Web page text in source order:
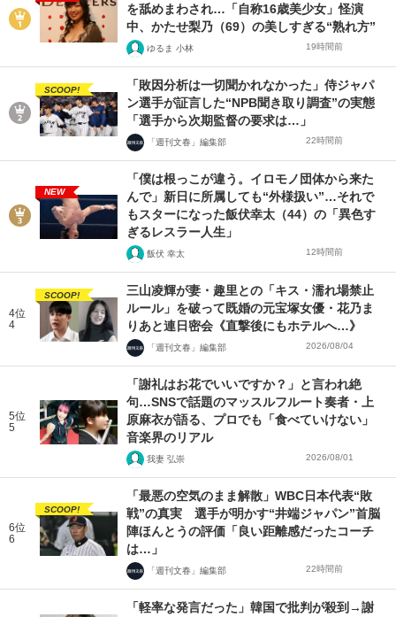
を舐めまわされ…「自称16歳美少女」怪演
中、かたせ梨乃（69）の美しすぎる“熟れ方”
ゆるま 小林 19時間前
SCOOP!
「敗因分析は一切聞かれなかった」侍ジャパ
ン選手が証言した“NPB聞き取り調査”の実態
「選手から次期監督の要求は…」
「週刊文春」編集部 22時間前
NEW
「僕は根っこが違う。イロモノ団体から来た
んで」新日に所属しても“外様扱い”…それで
もスターになった飯伏幸太（44）の「異色す
ぎるレスラー人生」
飯伏 幸太 12時間前
4位
4
SCOOP!
三山凌輝が妻・趣里との「キス・濡れ場禁止
ルール」を破って既婚の元宝塚女優・花乃ま
りあと連日密会《直撃後にもホテルへ…》
「週刊文春」編集部 2026/08/04
5位
5
「謝礼はお花でいいですか？」と言われ絶
句…SNSで話題のマッスルフルート奏者・上
原麻衣が語る、プロでも「食べていけない」
音楽界のリアル
我妻 弘崇 2026/08/01
6位
6
SCOOP!
「最悪の空気のまま解散」WBC日本代表“敗
戦”の真実 選手が明かす“井端ジャパン”首脳
陣ほんとうの評価「良い距離感だったコーチ
は…」
「週刊文春」編集部 22時間前
「軽率な発言だった」韓国で批判が殺到→謝